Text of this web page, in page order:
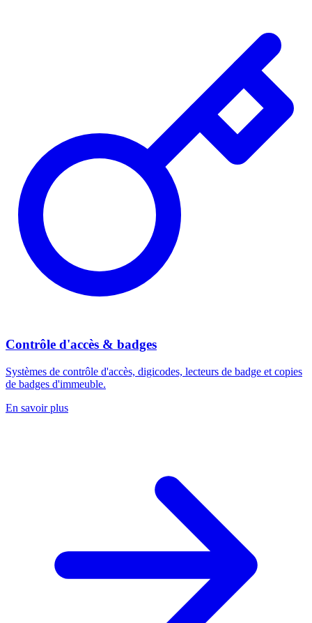
Contrôle d'accès & badges
Systèmes de contrôle d'accès, digicodes, lecteurs de badge et copies
de badges d'immeuble.
En savoir plus